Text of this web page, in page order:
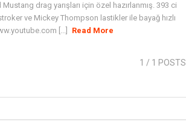
Mustang drag yarışları için özel hazırlanmış. 393 ci
ve Mickey Thompson lastikler ile bayağ hızlı
[...]
Read More
1 / 1 POSTS